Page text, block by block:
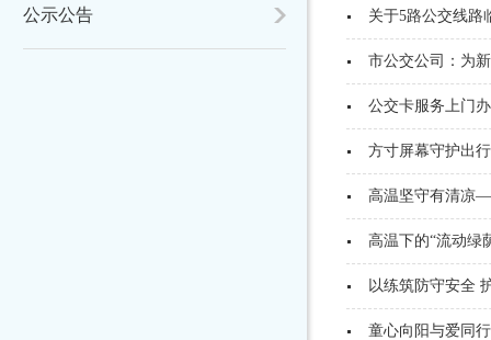
公示公告 关于5路公交线路
市公交公司：为
公交卡服务上门
方寸屏幕守护出
高温坚守有清凉
高温下的“流动
以练筑防守安全
童心向阳与爱同